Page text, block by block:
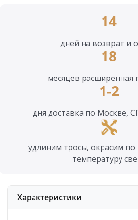
14
дней на возврат и
18
месяцев расширенная
1-2
дня доставка по Москве,
удлиним тросы, окрасим по
температуру
Характеристики